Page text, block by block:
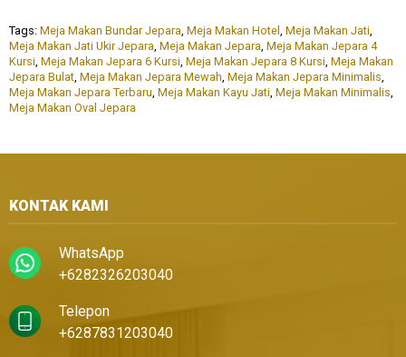
Tags: Meja Makan Bundar Jepara Meja Makan Hotel Meja Makan Jati
Meja Makan Jati Ukir Jepara Meja Makan Jepara Meja Makan Jepara 4
Kursi Meja Makan Jepara 6 Kursi Meja Makan Jepara 8 Kursi Meja Makan
Jepara Bulat Meja Makan Jepara Mewah Meja Makan Jepara Minimalis
Meja Makan Jepara Terbaru Meja Makan Kayu Jati Meja Makan Minimalis
Meja Makan Oval Jepara
KONTAK KAMI
WhatsApp
+6282326203040
Telepon
+6287831203040